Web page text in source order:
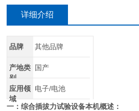
详细介绍
品牌 其他品牌
产地类
别
国产
应用领
域
电子/电池
一：综合插拔力试验设备本机概述：